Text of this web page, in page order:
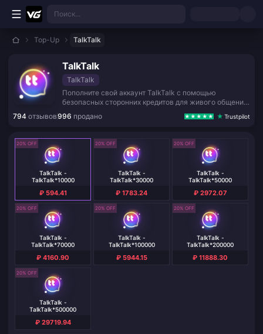
Перейти к основному контенту
Поиск...
Top-Up TalkTalk
TalkTalk
TalkTalk
Пополните свой аккаунт TalkTalk с помощью
безопасных сторонних кредитов для живого общения
и социальных развлечений.
794 отзывов996 продано Trustpilot
20% OFF
TalkTalk -
TalkTalk*10000
₽ 594.41
20% OFF
TalkTalk -
TalkTalk*30000
₽ 1783.24
20% OFF
TalkTalk -
TalkTalk*50000
₽ 2972.07
20% OFF
TalkTalk -
TalkTalk*70000
₽ 4160.90
20% OFF
TalkTalk -
TalkTalk*100000
₽ 5944.15
20% OFF
TalkTalk -
TalkTalk*200000
₽ 11888.30
20% OFF
TalkTalk -
TalkTalk*500000
₽ 29719.94